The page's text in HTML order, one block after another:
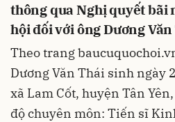
thông qua Nghị quyết bãi
hội đối với ông Dương
Theo trang
Dương Văn Thái sinh ngày
xã Lam Cốt, huyện Tân
độ chuyên môn: Tiến sĩ